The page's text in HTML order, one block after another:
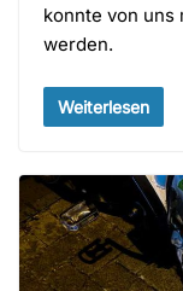
konnte von
werden.
Weiterlesen